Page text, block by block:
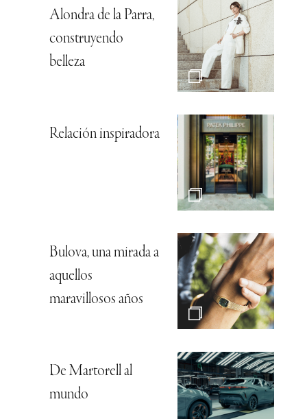
Alondra de la Parra,
construyendo
belleza
Relación inspiradora
Bulova, una mirada a
aquellos
maravillosos años
De Martorell al
mundo